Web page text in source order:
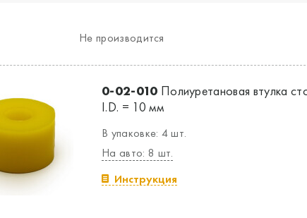
Не производится
0-02-010 Полиуретановая втулка
I.D. = 10 мм
В упаковке: 4 шт.
На авто: 8 шт.
Инструкция